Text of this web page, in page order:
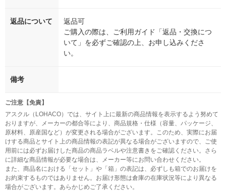
返品について
返品可
ご購入の際は、ご利用ガイド「返品・交換につ
いて」を必ずご確認の上、お申し込みくださ
い。
備考
ご注意【免責】
アスクル（LOHACO）では、サイト上に最新の商品情報を表示するよう努めて
おりますが、メーカーの都合等により、商品規格・仕様（容量、パッケージ、
原材料、原産国など）が変更される場合がございます。このため、実際にお届
けする商品とサイト上の商品情報の表記が異なる場合がございますので、ご使
用前には必ずお届けした商品の商品ラベルや注意書きをご確認ください。さら
に詳細な商品情報が必要な場合は、メーカー等にお問い合わせください。
また、商品名における「セット」や「箱」の表記は、必ずしも箱でのお届けを
お約束するものではありません。お届け形態は倉庫の在庫状況等により異なる
場合がございます。あらかじめご了承ください。